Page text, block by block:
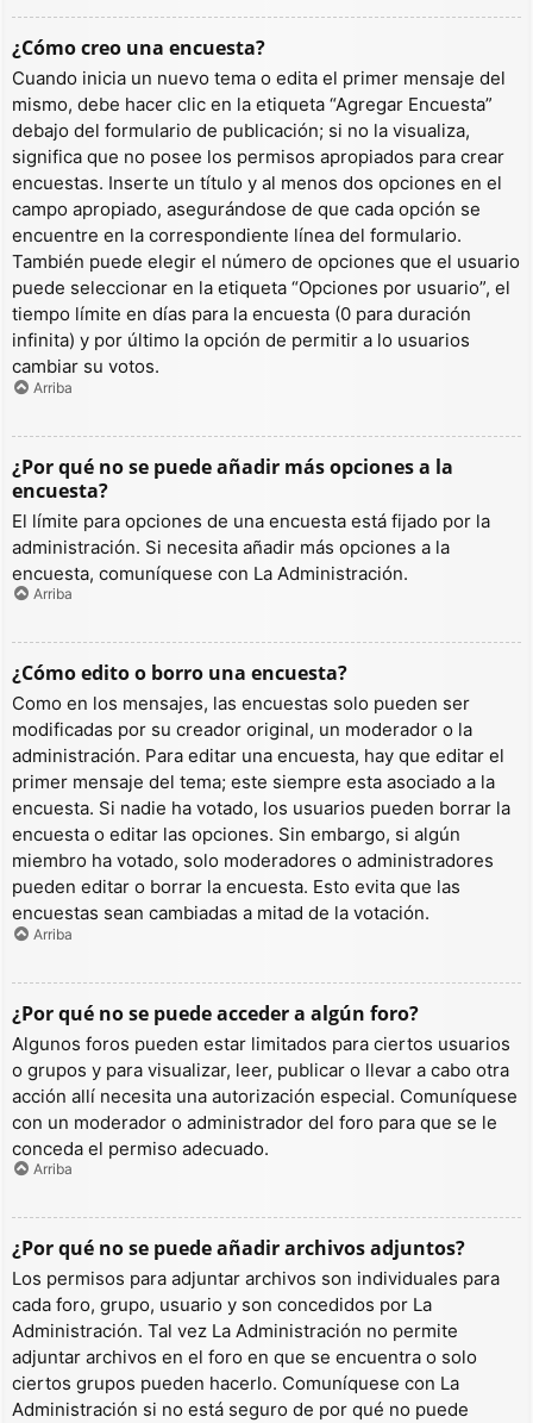
¿Cómo creo una encuesta?
Cuando inicia un nuevo tema o edita el primer mensaje del
mismo, debe hacer clic en la etiqueta “Agregar Encuesta”
debajo del formulario de publicación; si no la visualiza,
significa que no posee los permisos apropiados para crear
encuestas. Inserte un título y al menos dos opciones en el
campo apropiado, asegurándose de que cada opción se
encuentre en la correspondiente línea del formulario.
También puede elegir el número de opciones que el usuario
puede seleccionar en la etiqueta “Opciones por usuario”, el
tiempo límite en días para la encuesta (0 para duración
infinita) y por último la opción de permitir a lo usuarios
cambiar su votos.
Arriba
¿Por qué no se puede añadir más opciones a la
encuesta?
El límite para opciones de una encuesta está fijado por la
administración. Si necesita añadir más opciones a la
encuesta, comuníquese con La Administración.
Arriba
¿Cómo edito o borro una encuesta?
Como en los mensajes, las encuestas solo pueden ser
modificadas por su creador original, un moderador o la
administración. Para editar una encuesta, hay que editar el
primer mensaje del tema; este siempre esta asociado a la
encuesta. Si nadie ha votado, los usuarios pueden borrar la
encuesta o editar las opciones. Sin embargo, si algún
miembro ha votado, solo moderadores o administradores
pueden editar o borrar la encuesta. Esto evita que las
encuestas sean cambiadas a mitad de la votación.
Arriba
¿Por qué no se puede acceder a algún foro?
Algunos foros pueden estar limitados para ciertos usuarios
o grupos y para visualizar, leer, publicar o llevar a cabo otra
acción allí necesita una autorización especial. Comuníquese
con un moderador o administrador del foro para que se le
conceda el permiso adecuado.
Arriba
¿Por qué no se puede añadir archivos adjuntos?
Los permisos para adjuntar archivos son individuales para
cada foro, grupo, usuario y son concedidos por La
Administración. Tal vez La Administración no permite
adjuntar archivos en el foro en que se encuentra o solo
ciertos grupos pueden hacerlo. Comuníquese con La
Administración si no está seguro de por qué no puede